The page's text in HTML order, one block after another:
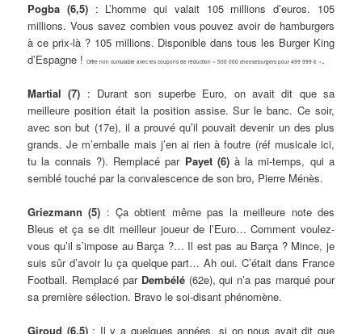
Pogba (6,5): L’homme qui valait 105 millions d’euros. 105
millions. Vous savez combien vous pouvez avoir de hamburgers
à ce prix-là ? 105 millions. Disponible dans tous les Burger King
d’Espagne !Offre non cumulable avec les coupons de réduction « 500 000 cheeseburgers pour 499 999 € » .
Martial (7) : Durant son superbe Euro, on avait dit que sa
meilleure position était la position assise. Sur le banc. Ce soir,
avec son but (17e), il a prouvé qu’il pouvait devenir un des plus
grands. Je m’emballe mais j’en ai rien à foutre (réf musicale ici,
tu la connais ?). Remplacé par Payet (6)à la mi-temps, qui a
semblé touché par la convalescence de son bro, Pierre Ménès.
Griezmann (5) : Ça obtient même pas la meilleure note des
Bleus et ça se dit meilleur joueur de l’Euro… Comment voulez-
vous qu’il s’impose au Barça ?… Il est pas au Barça ? Mince, je
suis sûr d’avoir lu ça quelque part… Ah oui. C’était dans France
Football. Remplacé par Dembélé(62e), qui n’a pas marqué pour
sa première sélection. Bravo le soi-disant phénomène.
Giroud (6,5): Il y a quelques années, si on nous avait dit que